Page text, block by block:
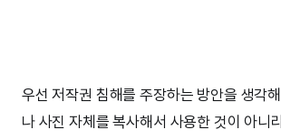
우선 저작권 침해를 주장하는 방안을 생각
나 사진 자체를 복사해서 사용한 것이 아니